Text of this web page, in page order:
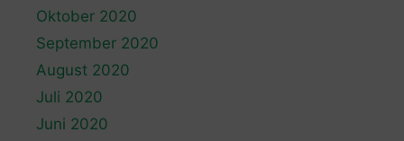
Oktober 2020
September 2020
August 2020
Juli 2020
Juni 2020